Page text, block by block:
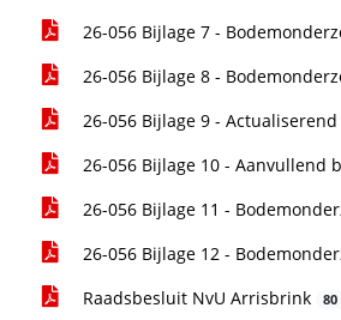
26-056 Bijlage 7 -
26-056 Bijlage 8 -
26-056 Bijlage 9 -
26-056 Bijlage 10 - Aanvullend
26-056 Bijlage 11 -
26-056 Bijlage 12 -
Raadsbesluit NvU Arrisbrink 80